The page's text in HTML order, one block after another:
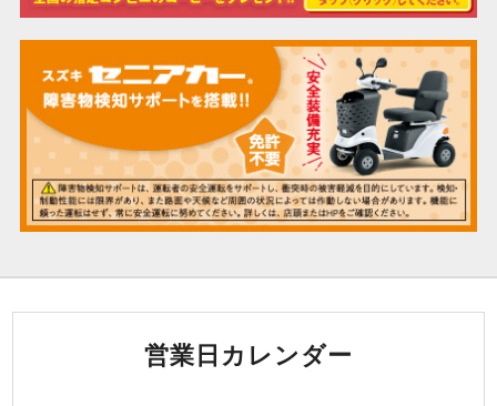
営業日カレンダー